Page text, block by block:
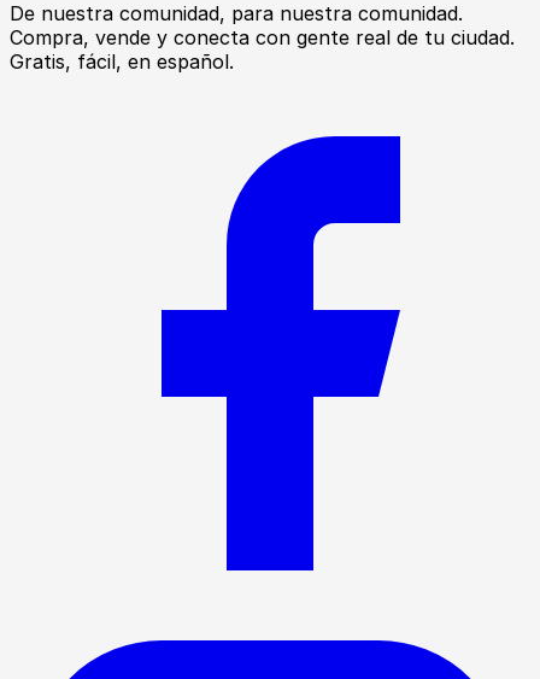
De nuestra comunidad, para nuestra comunidad.
Compra, vende y conecta con gente real de tu ciudad.
Gratis, fácil, en español.